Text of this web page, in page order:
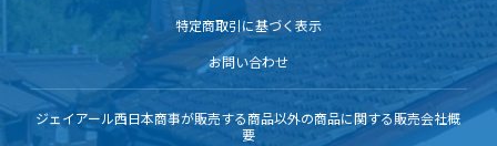
特定商取引に基づく表示
お問い合わせ
ジェイアール西日本商事が販売する商品以外の商品に関する販売会社概
要